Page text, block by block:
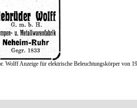
Wolff Anzeige für elektrische Beleuchtungskörper von